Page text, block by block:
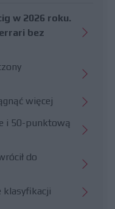
w 2026 roku.
bez
więcej
i 50-punktową
do
klasyfikacji